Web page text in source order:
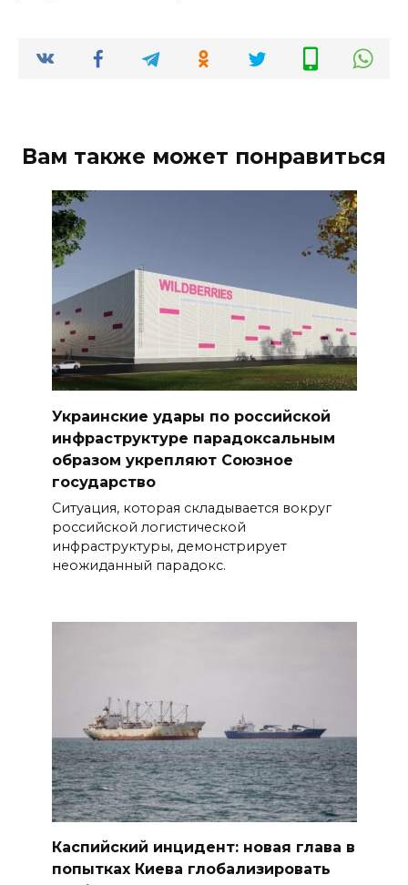
Вам также может понравиться
Украинские удары по российской
инфраструктуре парадоксальным
образом укрепляют Союзное
государство
Ситуация, которая складывается вокруг
российской логистической
инфраструктуры, демонстрирует
неожиданный парадокс.
Каспийский инцидент: новая глава в
попытках Киева глобализировать